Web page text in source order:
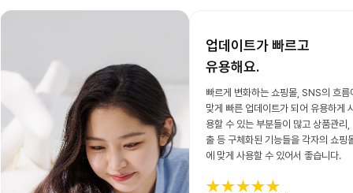
업데이트가 빠르고
유용해요.
빠르게 변화하는 쇼핑몰, SNS의 흐름
맞게 빠른 업데이트가 되어 유용하게
용할 수 있는 부분들이 많고 상품관리,
출 등 구체화된 기능들을 각자의 쇼핑
에 맞게 사용할 수 있어서 좋습니다.